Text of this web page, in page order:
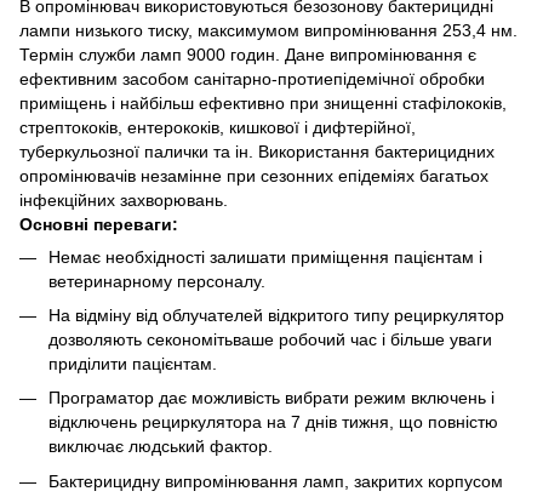
В опромінювач використовуються безозонову бактерицидні
лампи низького тиску, максимумом випромінювання 253,4 нм.
Термін служби ламп 9000 годин. Дане випромінювання є
ефективним засобом санітарно-протиепідемічної обробки
приміщень і найбільш ефективно при знищенні стафілококів,
стрептококів, ентерококів, кишкової і дифтерійної,
туберкульозної палички та ін. Використання бактерицидних
опромінювачів незамінне при сезонних епідеміях багатьох
інфекційних захворювань.
Основні переваги:
Немає необхідності залишати приміщення пацієнтам і
ветеринарному персоналу.
На відміну від облучателей відкритого типу рециркулятор
дозволяють секономітьваше робочий час і більше уваги
приділити пацієнтам.
Програматор дає можливість вибрати режим включень і
відключень рециркулятора на 7 днів тижня, що повністю
виключає людський фактор.
Бактерицидну випромінювання ламп, закритих корпусом